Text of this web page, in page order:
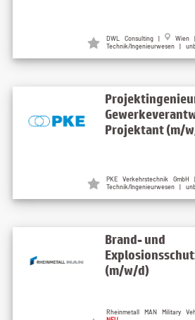
DWL Consulting | Wien
Technik/Ingenieurwesen |
Projektant (m/
PKE Verkehrstechnik GmbH
Technik/Ingenieurwesen |
Brand- und
(m/w/d)
Rheinmetall MAN Military